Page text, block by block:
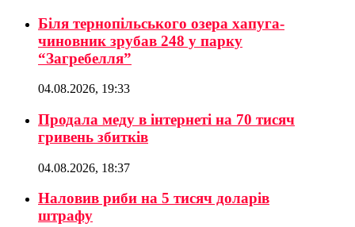
Біля тернопільського озера хапуга-
чиновник зрубав 248 у парку
“Загребелля”
04.08.2026, 19:33
Продала меду в інтернеті на 70 тисяч
гривень збитків
04.08.2026, 18:37
Наловив риби на 5 тисяч доларів
штрафу